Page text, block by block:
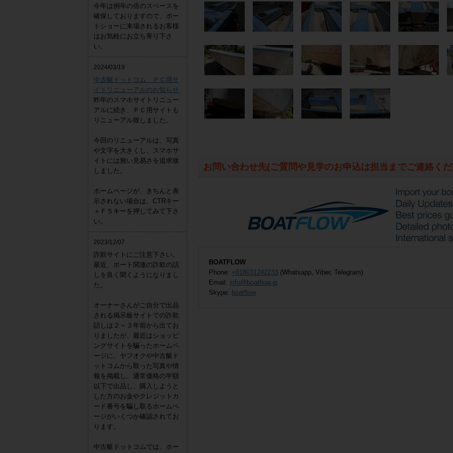
今年は例年の倍のスペースを
確保しておりますので、ボー
トショーに来場されるお客様
はお気軽にお立ち寄り下さ
い。
2024/03/19
中古艇ドットコム ＰＣ用サ
イトリニューアルのお知らせ
昨年のスマホサイトリニュー
アルに続き、ＰＣ用サイトも
リニューアル致しました。
今回のリニューアルは、写真
や文字を大きくし、スマホサ
イトには無い見易さを追求致
しました。
ホームページが、きちんと表
示されない場合は、CTRキー
＋Ｆ５キーを押してみて下さ
い。
2023/12/07
詐欺サイトにご注意下さい。
最近、ボート関連の詐欺の話
しを良く聞くようになりまし
た。
オーナーさんがご自分で出品
される掲示板サイトでの詐欺
話しは２～３年前から出てお
りましたが、最近はショッピ
ングサイトを騙ったホームペ
ージに、ヤフオクや中古艇ド
ットコムから取った写真や情
報を掲載し、通常価格の半額
以下で出品し、購入しようと
した方のお金やクレジットカ
ード番号を騙し取るホームペ
ージがいくつか確認されてお
ります。
中古艇ドットコムでは、ホー
お問い合わせ先(ご質問や見学のお申込は担当までご連絡く
BOATFLOW
Phone: +818031242233 (Whatsapp, Viber, Telegram)
Email: info@boatflow.jp
Skype: boatflow